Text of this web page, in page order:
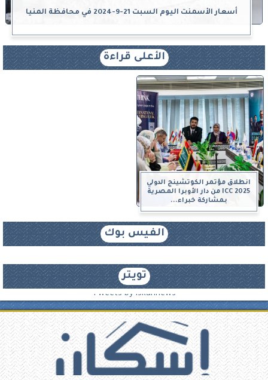
أسعار الأسمنت اليوم السبت 21-9-2024 في محافظة المنيا
الأعلى قراءة
انطلاق مؤتمر الكوتشينج الدولي
ICC 2025 من دار الأوبرا المصرية
بمشاركة خبراء...
الفيس بوك
تويتر
Tweets by iskannews